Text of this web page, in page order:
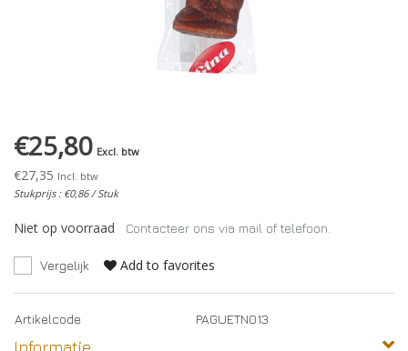
€25,80 Excl. btw
€27,35 Incl. btw
Stukprijs : €0,86 / Stuk
Niet op voorraad Contacteer ons via mail of telefoon.
Vergelijk Add to favorites
Artikelcode PAGUETN013
Informatie